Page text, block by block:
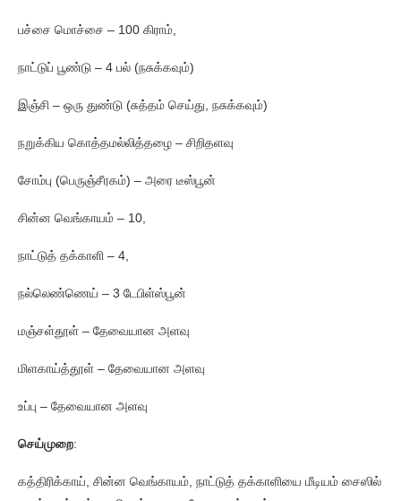
பச்சை மொச்சை – 100 கிராம்,
நாட்டுப் பூண்டு – 4 பல் (நசுக்கவும்)
இஞ்சி – ஒரு துண்டு (சுத்தம் செய்து, நசுக்கவும்)
நறுக்கிய கொத்தமல்லித்தழை – சிறிதளவு
சோம்பு (பெருஞ்சீரகம்) – அரை டீஸ்பூன்
சின்ன வெங்காயம் – 10,
நாட்டுத் தக்காளி – 4,
நல்லெண்ணெய் – 3 டேபிள்ஸ்பூன்
மஞ்சள்தூள் – தேவையான அளவு
மிளகாய்த்தூள் – தேவையான அளவு
உப்பு – தேவையான அளவு
செய்முறை:
கத்திரிக்காய், சின்ன வெங்காயம், நாட்டுத் தக்காளியை மீடியம் சைஸில்